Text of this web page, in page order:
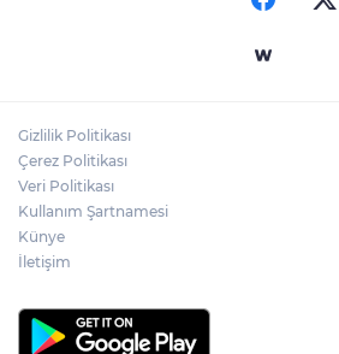
Zonguldak'ta Denizde
Gizlilik Politikası
Çerez Politikası
Veri Politikası
Kullanım Şartnamesi
Künye
İletişim